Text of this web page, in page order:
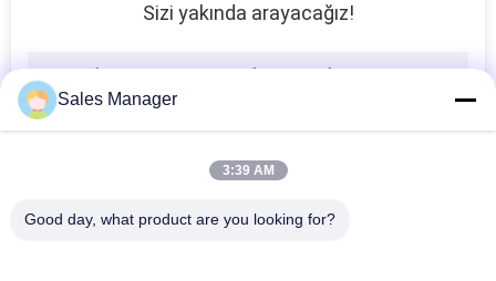
Sizi yakında arayacağız!
Sales Manager
3:39 AM
Good day, what product are you looking for?